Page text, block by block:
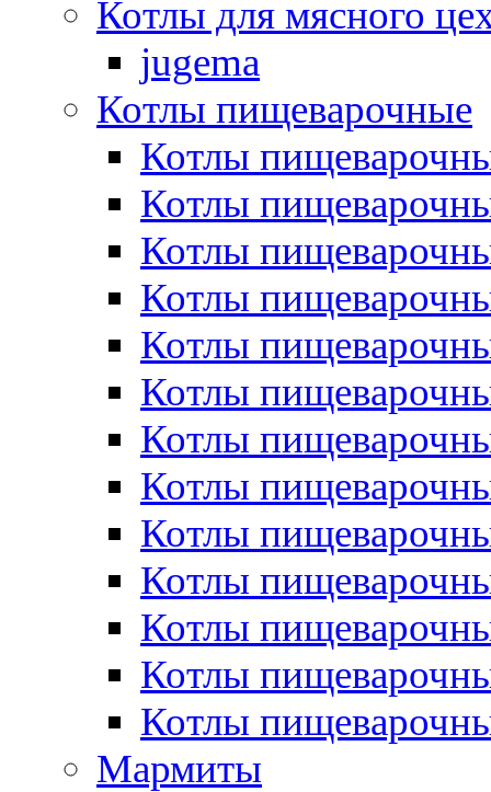
Котлы для мясного
jugema
Котлы пищеварочные
Котлы
Котлы
Котлы
Котлы
Котлы
Котлы
Котлы
Котлы
Котлы
Котлы
Котлы
Котлы
Котлы
Мармиты